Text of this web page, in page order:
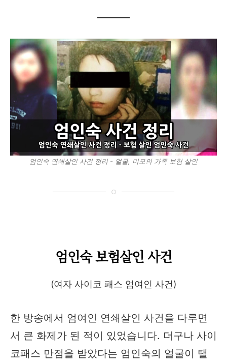
엄인숙 연쇄살인 사건 정리 - 얼굴, 미모의 가족 보험 살인
엄인숙 보험살인 사건
(여자 사이코 패스 엄여인 사건)
한 방송에서 엄여인 연쇄살인 사건을 다루면
서 큰 화제가 된 적이 있었습니다. 더구나 사이
코패스 만점을 받았다는 엄인숙의 얼굴이 탤